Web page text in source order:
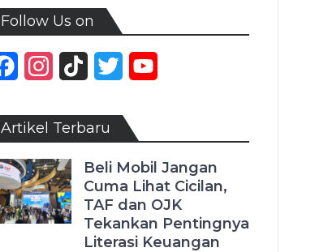
Follow Us on
FacebookInstagram
TikTok Twitter
Artikel Terbaru
Beli Mobil Jangan
Cuma Lihat Cicilan,
TAF dan OJK
Tekankan Pentingnya
Literasi Keuangan